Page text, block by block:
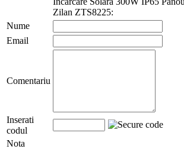
Zilan ZTS8225:
Nume
Email
Comentariu
Inserati
codul
Nota